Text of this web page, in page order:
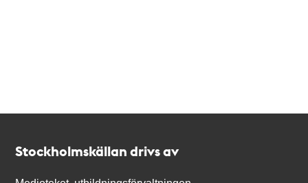
Stockholmskällan drivs av